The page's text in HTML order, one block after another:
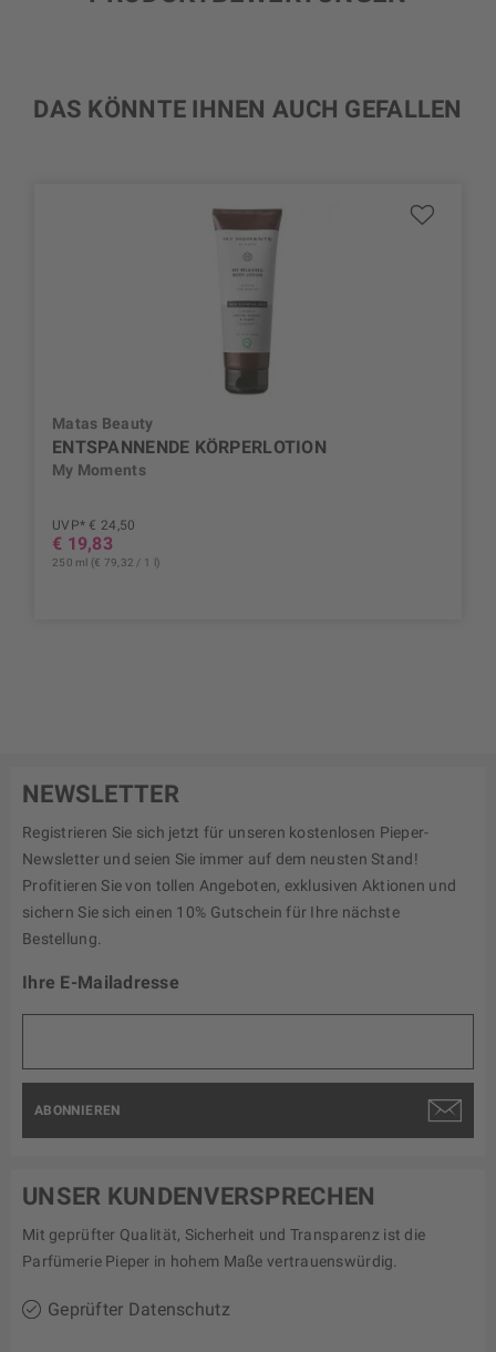
DAS KÖNNTE IHNEN AUCH GEFALLEN
Matas Beauty
ENTSPANNENDE KÖRPERLOTION
My Moments
UVP* € 24,50
€ 19,83
250 ml (€ 79,32 / 1 l)
NEWSLETTER
Registrieren Sie sich jetzt für unseren kostenlosen Pieper-
Newsletter und seien Sie immer auf dem neusten Stand!
Profitieren Sie von tollen Angeboten, exklusiven Aktionen und
sichern Sie sich einen 10% Gutschein für Ihre nächste
Bestellung.
Ihre E-Mailadresse
ABONNIEREN
UNSER KUNDENVERSPRECHEN
Mit geprüfter Qualität, Sicherheit und Transparenz ist die
Parfümerie Pieper in hohem Maße vertrauenswürdig.
Geprüfter Datenschutz